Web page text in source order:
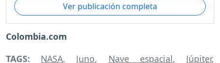
Ver publicación completa
Colombia.com
TAGS: NASA, Juno, Nave espacial, Júpiter,